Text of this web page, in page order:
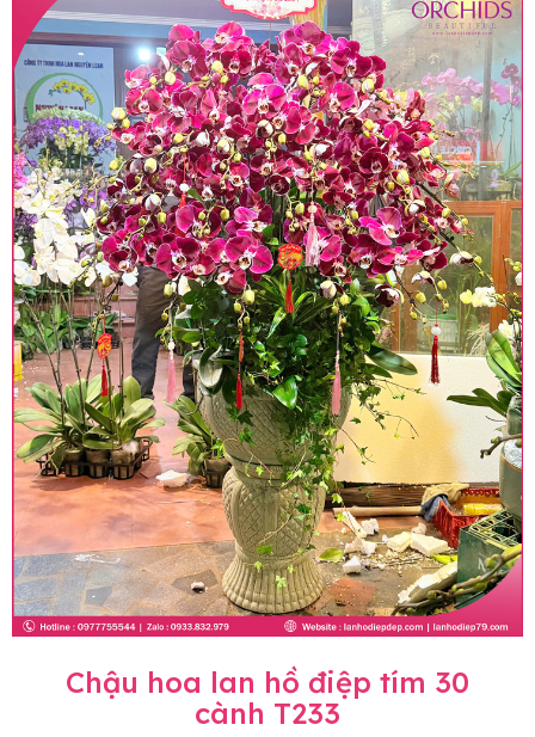
Chậu hoa lan hồ điệp tím 30
cành T233